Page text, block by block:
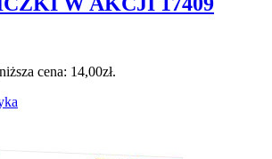
cena: 14,00zł.